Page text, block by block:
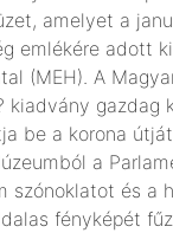
amelyet a
emlékére adott
(MEH). A
kiadvány gazdag
be a korona
a
szónoklatot és a
fényképét